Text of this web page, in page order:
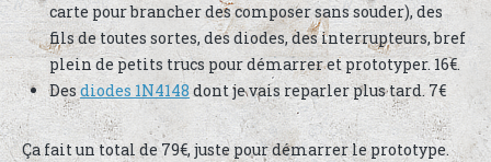
carte pour brancher des composer sans souder), des
fils de toutes sortes, des diodes, des interrupteurs, bref
plein de petits trucs pour démarrer et prototyper. 16€.
Desdiodes 1N4148 dont je vais reparler plus tard. 7€
Ça fait un total de 79€, juste pour démarrer le prototype.